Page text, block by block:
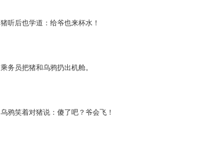
猪听后也学道：给爷也来杯水！
乘务员把猪和乌鸦扔出机舱。
乌鸦笑着对猪说：傻了吧？爷会飞！